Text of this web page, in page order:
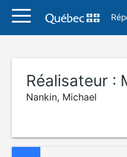
Réalisateur :
Nankin, Michael